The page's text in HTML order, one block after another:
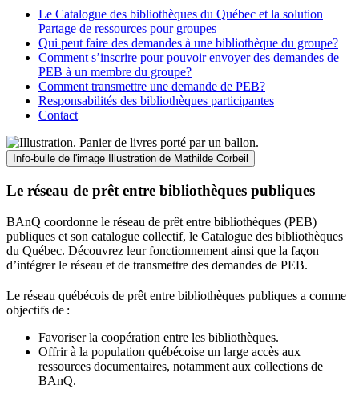
Le Catalogue des bibliothèques du Québec et la solution
Partage de ressources pour groupes
Qui peut faire des demandes à une bibliothèque du groupe?
Comment s’inscrire pour pouvoir envoyer des demandes de
PEB à un membre du groupe?
Comment transmettre une demande de PEB?
Responsabilités des bibliothèques participantes
Contact
Info-bulle de l'image Illustration de Mathilde Corbeil
Le réseau de prêt entre bibliothèques publiques
BAnQ coordonne le réseau de prêt entre bibliothèques (PEB)
publiques et son catalogue collectif, le Catalogue des bibliothèques
du Québec. Découvrez leur fonctionnement ainsi que la façon
d’intégrer le réseau et de transmettre des demandes de PEB.
Le réseau québécois de prêt entre bibliothèques publiques a comme
objectifs de :
Favoriser la coopération entre les bibliothèques.
Offrir à la population québécoise un large accès aux
ressources documentaires, notamment aux collections de
BAnQ.